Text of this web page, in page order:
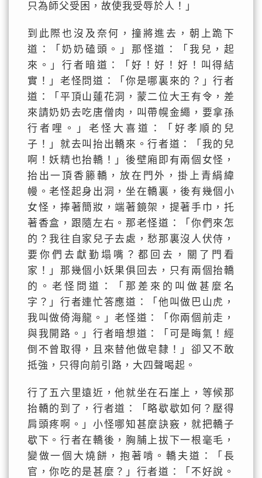
只為師父受困，故使我受辱於人！」
到此際也沒及奈何，撞將進去，朝上跪下
道：「奶奶磕頭。」那怪道：「我兒，起
來。」行者暗道：「好！好！好！叫得結
實！」老怪問道：「你是哪裏來的？」行者
道：「平頂山蓮花洞，蒙二位大王有令，差
來請奶奶去吃唐僧肉，叫帶幌金繩，要拿孫
行者哩。」老怪大喜道：「好孝順的兒
子！」就去叫抬出轎來。行者道：「我的兒
啊！妖精也抬轎！」後壁廂即有兩個女怪，
抬出一頂香籐轎，放在門外，掛上青絹緯
幔。老怪起身出洞，坐在轎裏，後有幾個小
女怪，捧著簡妝，端著鏡架，提著手巾，托
著香盒，跟隨左右。那老怪道：「你們來怎
的？我往自家兒子去處，愁那裏沒人伏侍，
要你們去獻勤塌嘴？都回去，關了門看
家！」那幾個小妖果俱回去，只有兩個抬轎
的。老怪問道：「那差來的叫做甚麼名
字？」行者連忙答應道：「他叫做巴山虎，
我叫做倚海龍。」老怪道：「你兩個前走，
與我開路。」行者暗想道：「可是晦氣！經
倒不曾取得，且來替他做皂隸！」卻又不敢
抵強，只得向前引路，大四聲喝起。
行了五六里遠近，他就坐在石崖上，等候那
抬轎的到了，行者道：「略歇歇如何？壓得
肩頭疼啊。」小怪哪知甚麼訣竅，就把轎子
歇下。行者在轎後，胸脯上拔下一根毫毛，
變做一個大燒餅，抱著啃。轎夫道：「長
官，你吃的是甚麼？」行者道：「不好說。